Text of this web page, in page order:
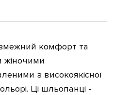
комфорт та
жіночими
з високоякісної
Ці шльопанці -